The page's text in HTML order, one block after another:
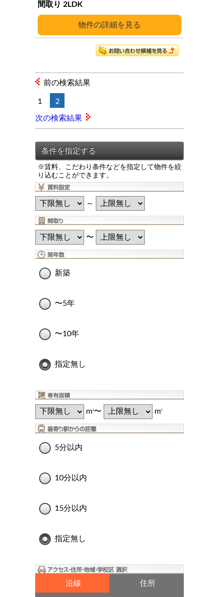
※賃料、こだわり条件などを指定して物件を絞
り込むことができます。
～
〜
新築
〜5年
〜10年
指定無し
m2〜 m2
5分以内
10分以内
15分以内
指定無し
沿線 住所
詳細
2LDK
前の検索結果
1 2
次の検索結果